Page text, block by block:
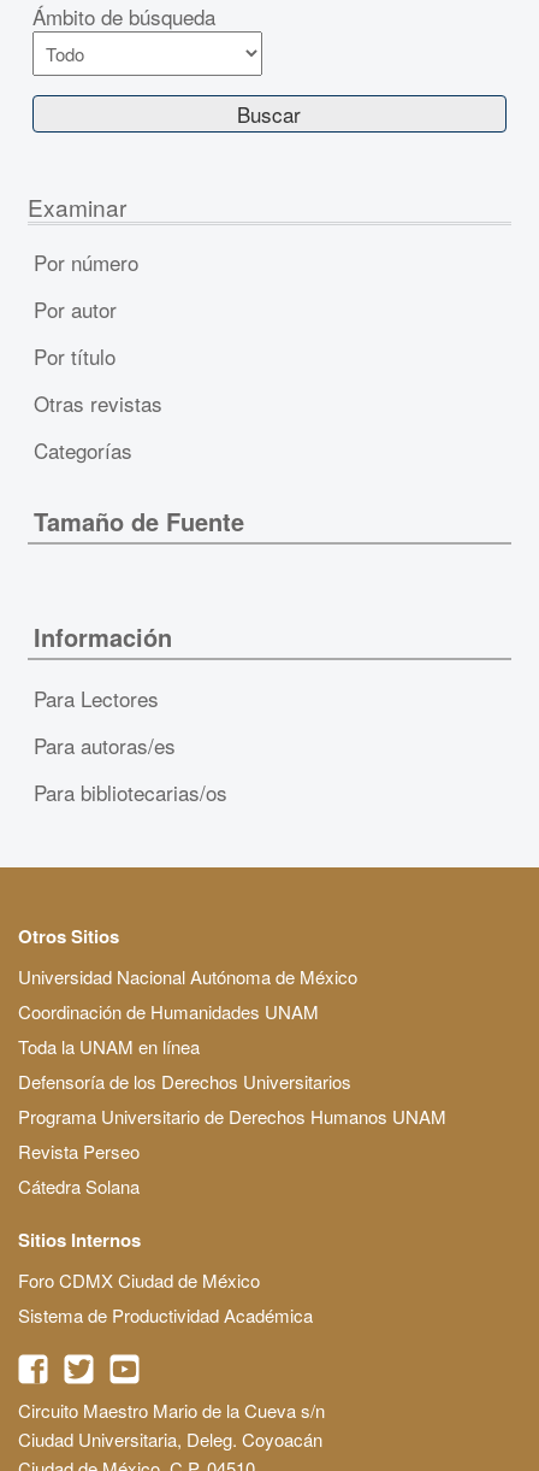
Ámbito de búsqueda
Examinar
Por número
Por autor
Por título
Otras revistas
Categorías
Tamaño de Fuente
Información
Para Lectores
Para autoras/es
Para bibliotecarias/os
Otros Sitios
Universidad Nacional Autónoma de México
Coordinación de Humanidades UNAM
Toda la UNAM en línea
Defensoría de los Derechos Universitarios
Programa Universitario de Derechos Humanos UNAM
Revista Perseo
Cátedra Solana
Sitios Internos
Foro CDMX Ciudad de México
Sistema de Productividad Académica
Circuito Maestro Mario de la Cueva s/n
Ciudad Universitaria, Deleg. Coyoacán